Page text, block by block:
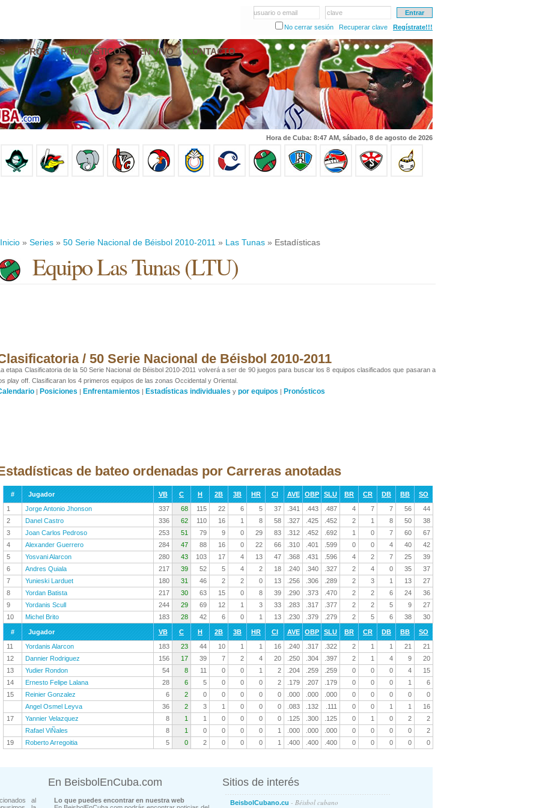
usuario o email
clave
No cerrar sesión
Recuperar clave Regístrate!!!
FOROS PRONÓSTICOS EN VIVO CONTACTO
Hora de Cuba: 8:47 AM, sábado, 8 de agosto de 2026
Inicio » Series » 50 Serie Nacional de Béisbol 2010-2011 » Las Tunas » Estadísticas
Equipo Las Tunas (LTU)
/ 50 Serie Nacional de Béisbol 2010-2011
etapa Clasificatoria de la 50 Serie Nacional de Béisbol 2010-2011 volverá a ser de 90 juegos para buscar los 8 equipos clasificados que pasaran a
play off. Clasificaran los 4 primeros equipos de las zonas Occidental y Oriental.
| Posiciones | Enfrentamientos | Estadísticas individuales y por equipos | Pronósticos
de bateo ordenadas por Carreras anotadas
# Jugador VB C H 2B 3B HR CI AVE OBP SLU BR CR DB BB
SO
1
Jorge Antonio Jhonson 337 68 115 22 6 5 37 .341 .443 .487 4 7 7 56
44
2
Danel Castro 336 62 110 16 1 8 58 .327 .425 .452 2 1 8 50
38
3
Joan Carlos Pedroso 253 51 79 9 0 29 83 .312 .452 .692 1 0 7 60
67
4
Alexander Guerrero 284 47 88 16 0 22 66 .310 .401 .599 0 0 4 40
42
5
Yosvani Alarcon 280 43 103 17 4 13 47 .368 .431 .596 4 2 7 25
39
6
Andres Quiala 217 39 52 5 4 2 18 .240 .340 .327 2 4 0 35
37
7
Yunieski Larduet 180 31 46 2 2 0 13 .256 .306 .289 2 3 1 13
27
8
Yordan Batista 217 30 63 15 0 8 39 .290 .373 .470 2 2 6 24
36
9
Yordanis Scull 244 29 69 12 1 3 33 .283 .317 .377 2 2 5 9
27
10
Michel Brito 183 28 42 6 0 1 13 .230 .379 .279 2 5 6 38 30
# Jugador VB C H 2B 3B HR CI AVE OBP SLU BR CR DB BB
SO
11
Yordanis Alarcon 183 23 44 10 1 1 16 .240 .317 .322 2 1 1 21
21
12
Dannier Rodriguez 156 17 39 7 2 4 20 .250 .304 .397 2 1 4 9
20
13
Yudier Rondon 54 8 11 0 0 1 2 .204 .259 .259 0 0 0 4
15
14
Ernesto Felipe Lalana 28 6 5 0 0 0 2 .179 .207 .179 0 0 0 1
6
15
Reinier Gonzalez 6 2 0 0 0 0 0 .000 .000 .000 0 0 0 0
0
Angel Osmel Leyva
36 2 3 1 0 0 0 .083 .132 .111 0 0 1 1
16
17
Yannier Velazquez 8 1 1 0 0 0 0 .125 .300 .125 0 1 0 2
2
Rafael ViÑales
8 1 0 0 0 0 1 .000 .000 .000 0 0 0 0
2
19
Roberto Arregoitia 5 0 2 0 0 0 1 .400 .400 .400 0 0 0 0 0
al
En BeisbolEnCuba.com
Lo que puedes encontrar en nuestra web
Sitios de interés
BeisbolCubano.cu - Béisbol cubano